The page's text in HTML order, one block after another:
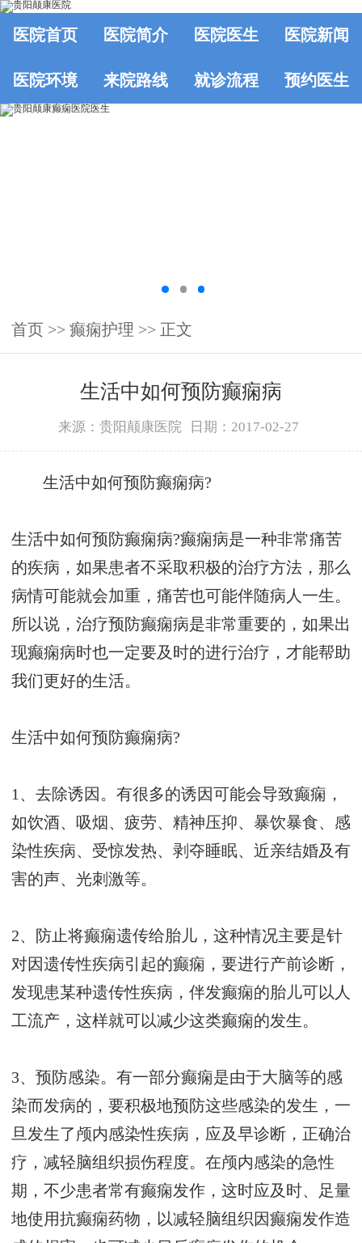
医院首页 医院简介 医院医生 医院新闻
医院环境 来院路线 就诊流程 预约医生
首页 >> 癫痫护理 >> 正文
生活中如何预防癫痫病
来源：贵阳颠康医院 日期：2017-02-27
生活中如何预防癫痫病?
生活中如何预防癫痫病?癫痫病是一种非常痛苦
的疾病，如果患者不采取积极的治疗方法，那么
病情可能就会加重，痛苦也可能伴随病人一生。
所以说，治疗预防癫痫病是非常重要的，如果出
现癫痫病时也一定要及时的进行治疗，才能帮助
我们更好的生活。
生活中如何预防癫痫病?
1、去除诱因。有很多的诱因可能会导致癫痫，
如饮酒、吸烟、疲劳、精神压抑、暴饮暴食、感
染性疾病、受惊发热、剥夺睡眠、近亲结婚及有
害的声、光刺激等。
2、防止将癫痫遗传给胎儿，这种情况主要是针
对因遗传性疾病引起的癫痫，要进行产前诊断，
发现患某种遗传性疾病，伴发癫痫的胎儿可以人
工流产，这样就可以减少这类癫痫的发生。
3、预防感染。有一部分癫痫是由于大脑等的感
染而发病的，要积极地预防这些感染的发生，一
旦发生了颅内感染性疾病，应及早诊断，正确治
疗，减轻脑组织损伤程度。在颅内感染的急性
期，不少患者常有癫痫发作，这时应及时、足量
地使用抗癫痫药物，以减轻脑组织因癫痫发作造